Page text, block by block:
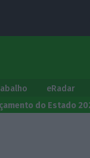
eRadar
do Estado